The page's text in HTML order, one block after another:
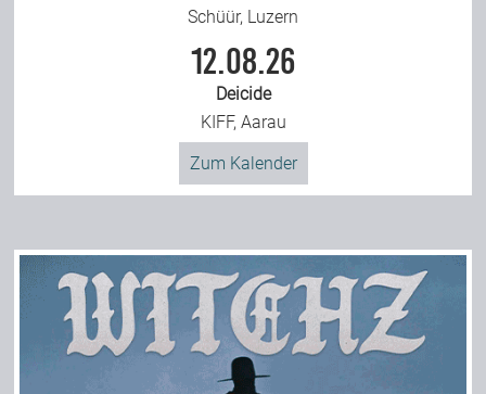
Schüür, Luzern
12.08.26
Deicide
KIFF, Aarau
Zum Kalender